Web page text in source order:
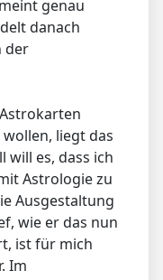
genau
danach
der
liegt das
will es, dass ich
Astrologie zu
Ausgestaltung
wie er das nun
ist für mich
Im